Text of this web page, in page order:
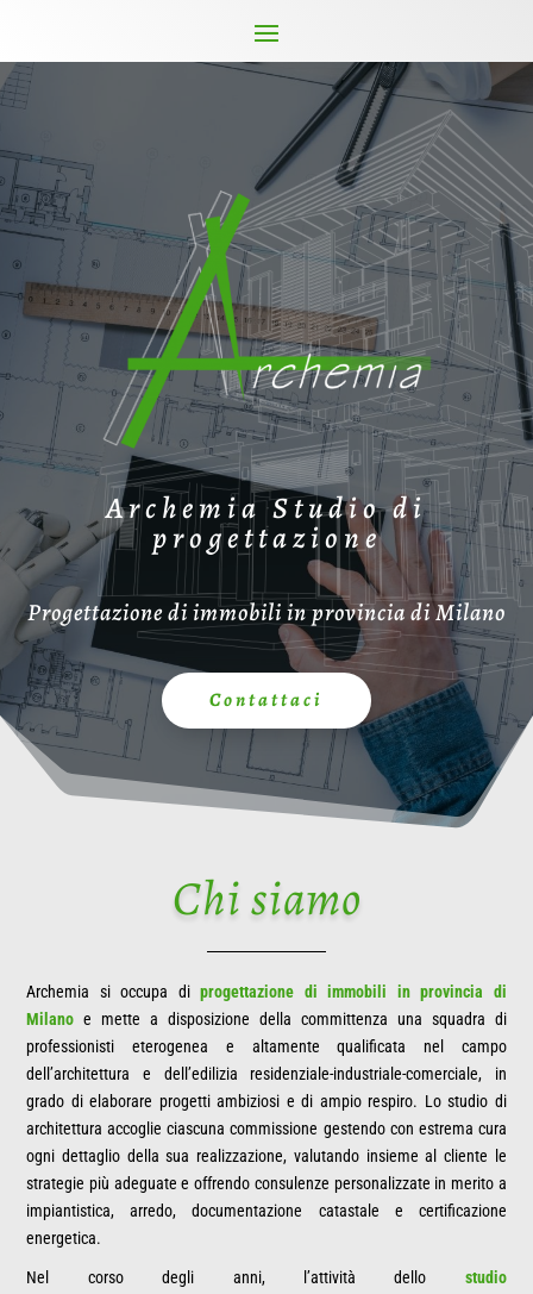
Archemia Studio di
progettazione
Progettazione di immobili in provincia di Milano
Contattaci
Chi siamo
Archemia si occupa di progettazione di immobili in provincia di
Milano e mette a disposizione della committenza una squadra di
professionisti eterogenea e altamente qualificata nel campo
dell’architettura e dell’edilizia residenziale-industriale-comerciale, in
grado di elaborare progetti ambiziosi e di ampio respiro. Lo studio di
architettura accoglie ciascuna commissione gestendo con estrema cura
ogni dettaglio della sua realizzazione, valutando insieme al cliente le
strategie più adeguate e offrendo consulenze personalizzate in merito a
impiantistica, arredo, documentazione catastale e certificazione
energetica.
Nel corso degli anni, l’attività dello
studio